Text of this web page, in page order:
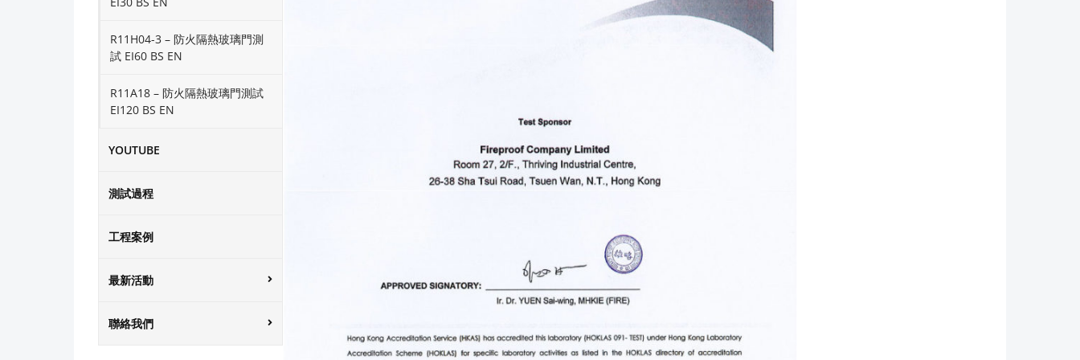
R11H04-3 – 防火隔熱玻璃門測
試 EI60 BS EN
R11A18 – 防火隔熱玻璃門測試
EI120 BS EN
YOUTUBE
測試過程
工程案例
最新活動
聯絡我們